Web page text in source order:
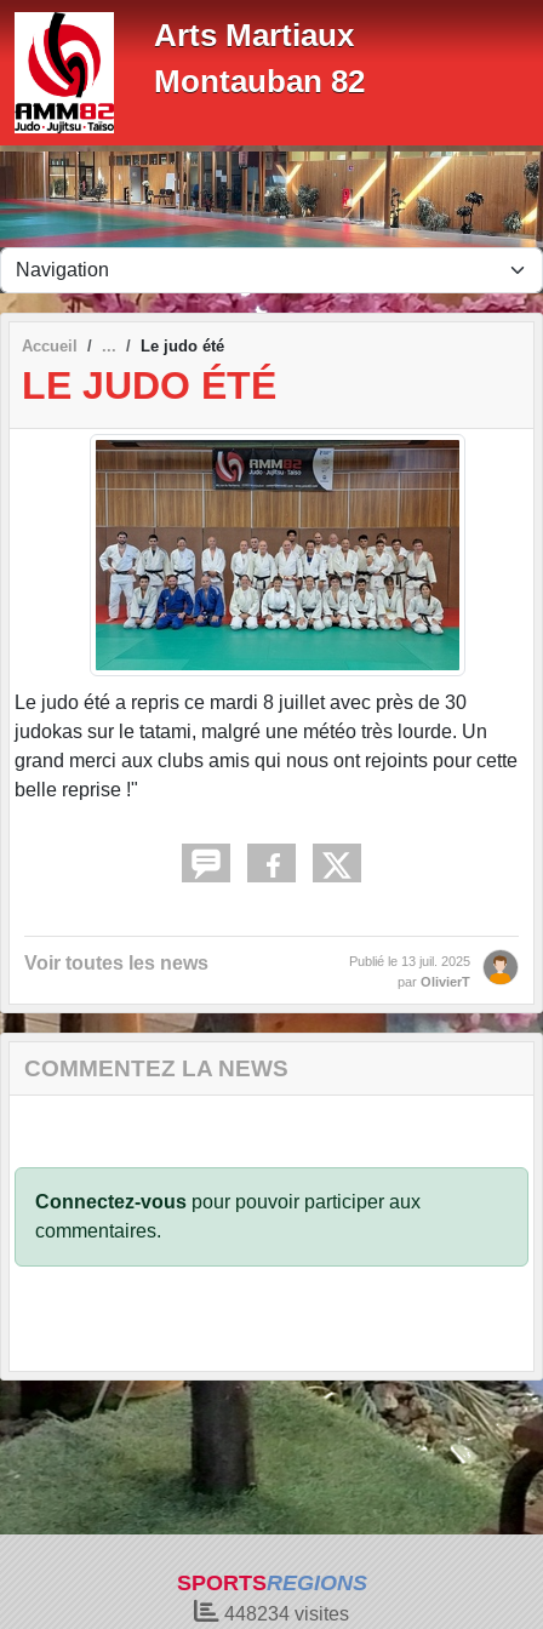
Arts Martiaux
Montauban 82
Accueil Le judo été
LE JUDO ÉTÉ
Le judo été a repris ce mardi 8 juillet avec près de 30
judokas sur le tatami, malgré une météo très lourde. Un
grand merci aux clubs amis qui nous ont rejoints pour cette
belle reprise !"
Voir toutes les news Publié le 13 juil. 2025
par OlivierT
COMMENTEZ LA NEWS
Connectez-vous pour pouvoir participer aux
commentaires.
SPORTSREGIONS
448234 visites
Panneau de gestion des cookies